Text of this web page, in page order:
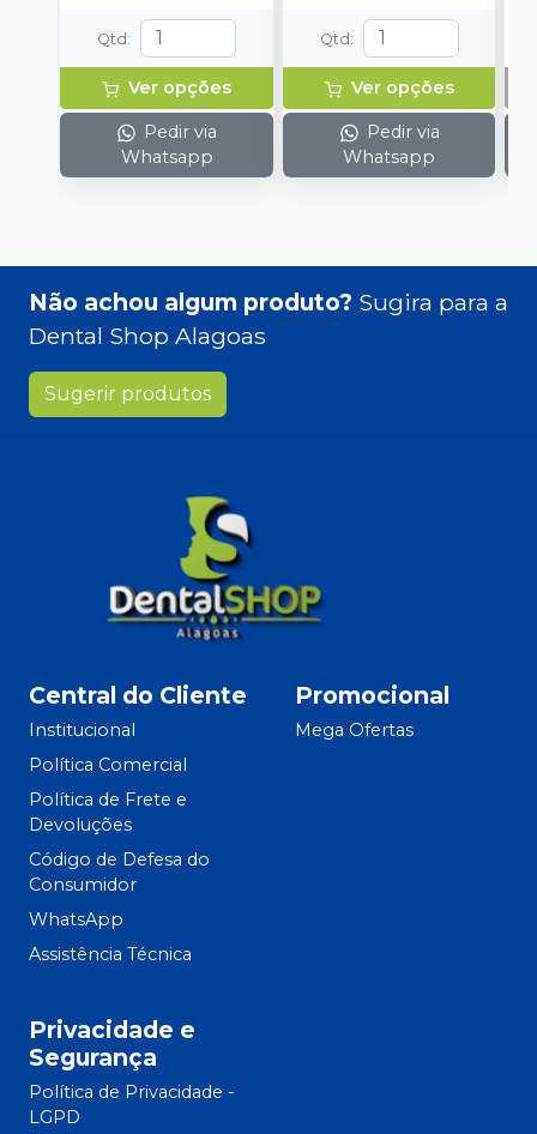
Qtd :
Ver opções
Pedir via
Whatsapp
Qtd :
Ver opções
Pedir via
Whatsapp
Não achou algum produto? Sugira para a
Dental Shop Alagoas
Sugerir produtos
Central do Cliente
Institucional
Política Comercial
Política de Frete e
Devoluções
Código de Defesa do
Consumidor
WhatsApp
Assistência Técnica
Promocional
Mega Ofertas
Privacidade e
Segurança
Política de Privacidade -
LGPD